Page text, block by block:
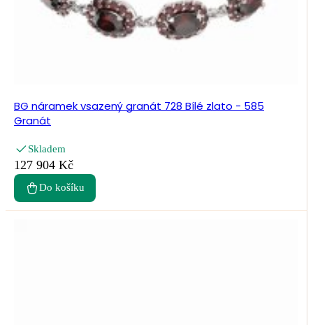
BG náramek vsazený granát 728 Bílé zlato - 585
Granát
Skladem
127 904 Kč
Do košíku